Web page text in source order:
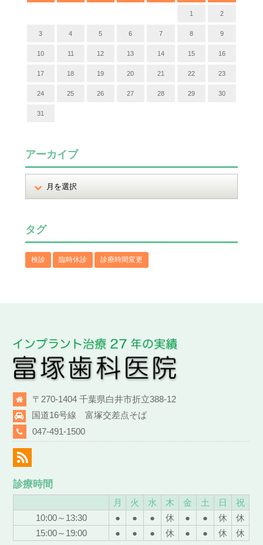
1 2
3 4 5 6 7 8 9
10 11 12 13 14 15 16
17 18 19 20 21 22 23
24 25 26 27 28 29 30
31
アーカイブ
タグ
検診 臨時休診 診療時間変更
〒270-1404 千葉県白井市折立388-12
国道16号線 富塚交差点そば
047-491-1500
診療時間
月 火 水 木 金 土 日
祝
10:00～13:30
● ● ● 休 ● ● 休
休
15:00～19:00
● ● ● 休 ● ● 休 休